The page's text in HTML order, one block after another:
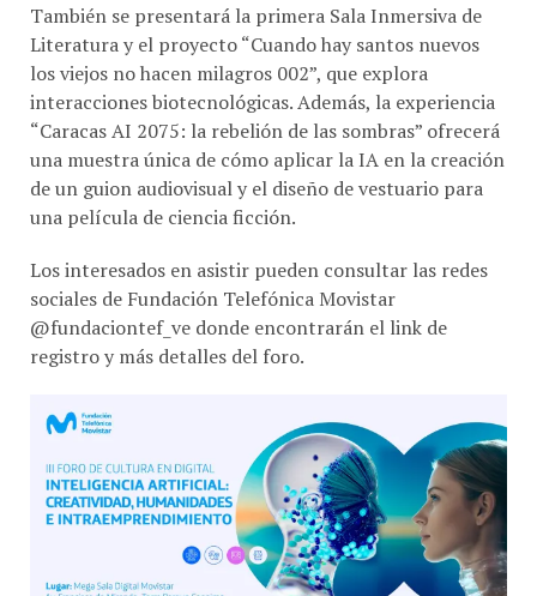
Literatura y el proyecto “Cuando hay santos nuevos
los viejos no hacen milagros 002”, que explora
interacciones biotecnológicas. Además, la experiencia
“Caracas AI 2075: la rebelión de las sombras” ofrecerá
una muestra única de cómo aplicar la IA en la creación
de un guion audiovisual y el diseño de vestuario para
una película de ciencia ficción.
sociales de Fundación Telefónica Movistar
@fundaciontef_ve donde encontrarán el link de
registro y más detalles del foro.